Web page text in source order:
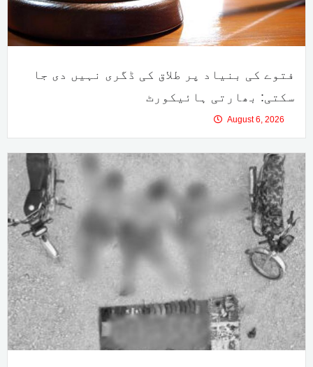
فتوے کی بنیاد پر طلاق کی ڈگری نہیں دی جا
سکتی: بھارتی ہائیکورٹ
August 6, 2026